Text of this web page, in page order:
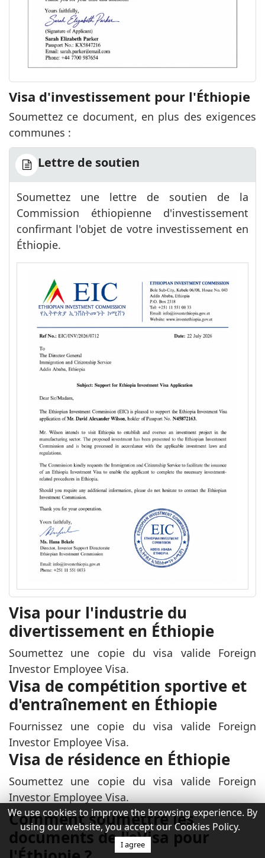
Visa d'investissement pour l'Éthiopie
Soumettez ce document, en plus des exigences
communes :
Lettre de soutien
Soumettez une lettre de soutien de la
Commission éthiopienne d'investissement
confirmant l'objet de votre investissement en
Éthiopie.
Visa pour l'industrie du
divertissement en Éthiopie
Soumettez une copie du visa valide Foreign
Investor Employee Visa.
Visa de compétition sportive et
d'entraînement en Éthiopie
Fournissez une copie du visa valide Foreign
Investor Employee Visa.
Visa de résidence en Éthiopie
Soumettez une copie du visa valide Foreign
Investor Employee Visa.
Comment soumettre les
documents de l'eVisa pour
We use cookies to improve the browsing experience. By
using our website, you accept our Cookies Policy.
I agree